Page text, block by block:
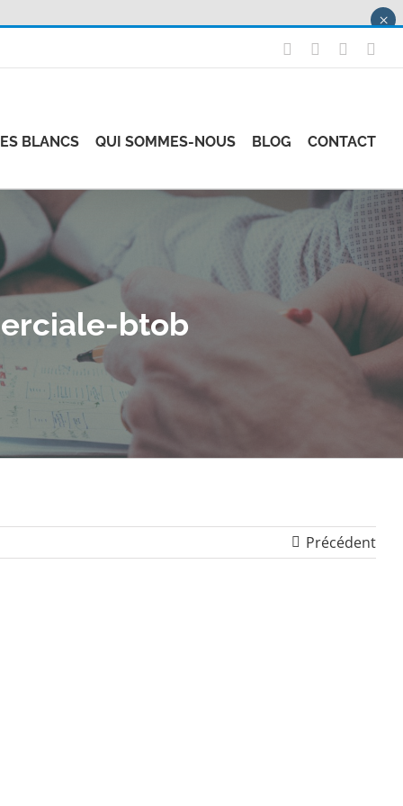
LinkedIn
BLANCS QUI SOMMES-NOUS BLOG CONTACT
btob
Précédent
×